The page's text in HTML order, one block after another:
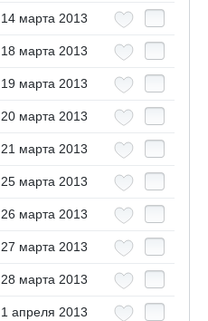
14 марта 2013
18 марта 2013
19 марта 2013
20 марта 2013
21 марта 2013
25 марта 2013
26 марта 2013
27 марта 2013
28 марта 2013
1 апреля 2013